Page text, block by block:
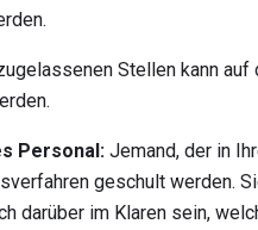
Stellen kann
Personal: Jemand, der in
geschult werden.
darüber im Klaren sein,